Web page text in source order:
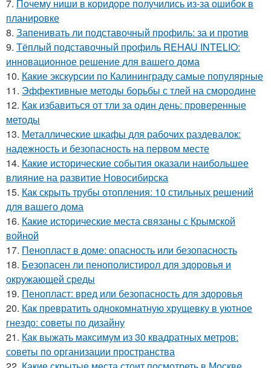
7. Почему ниши в коридоре получились из-за ошибок в
планировке
8. Запенивать ли подставочный профиль: за и против
9. Тёплый подставочный профиль REHAU INTELIO:
инновационное решение для вашего дома
10. Какие экскурсии по Калининграду самые популярные
11. Эффективные методы борьбы с тлей на смородине
12. Как избавиться от тли за один день: проверенные
методы
13. Металлические шкафы для рабочих раздевалок:
надежность и безопасность на первом месте
14. Какие исторические события оказали наибольшее
влияние на развитие Новосибирска
15. Как скрыть трубы отопления: 10 стильных решений
для вашего дома
16. Какие исторические места связаны с Крымской
войной
17. Пенопласт в доме: опасность или безопасность
18. Безопасен ли пенополистирол для здоровья и
окружающей среды
19. Пенопласт: вред или безопасность для здоровья
20. Как превратить однокомнатную хрущевку в уютное
гнездо: советы по дизайну
21. Как выжать максимум из 30 квадратных метров:
советы по организации пространства